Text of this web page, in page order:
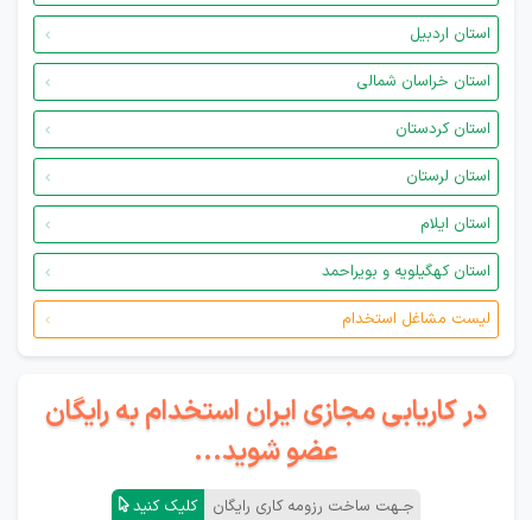
استان اردبیل
استان خراسان شمالی
استان کردستان
استان لرستان
استان ایلام
استان کهگیلویه و بویراحمد
لیست مشاغل استخدام
در کاریابی مجازی ایران استخدام به رایگان
عضو شوید...
جـهت ساخت رزومه کاری رایگان کلیک کنید